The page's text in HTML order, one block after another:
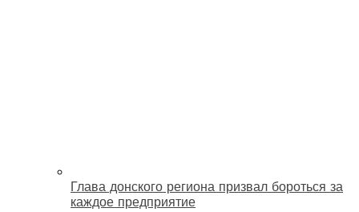
Глава донского региона призвал бороться за
каждое предприятие